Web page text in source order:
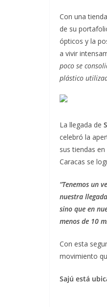
Con una
de su
ópticos y la
a vivir
poco se
plástico
La llegada de
celebró la
sus tiendas
Caracas se
“Tenemos un
nuestra
sino que en
menos de 10
Con esta
movimiento
Sajú está